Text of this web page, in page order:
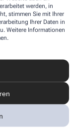
werden, in
stimmen Sie mit Ihrer
Ihrer Daten in
Weitere Informationen
Sie